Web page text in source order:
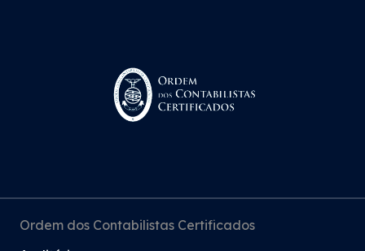
Ordem dos Contabilistas Certificados